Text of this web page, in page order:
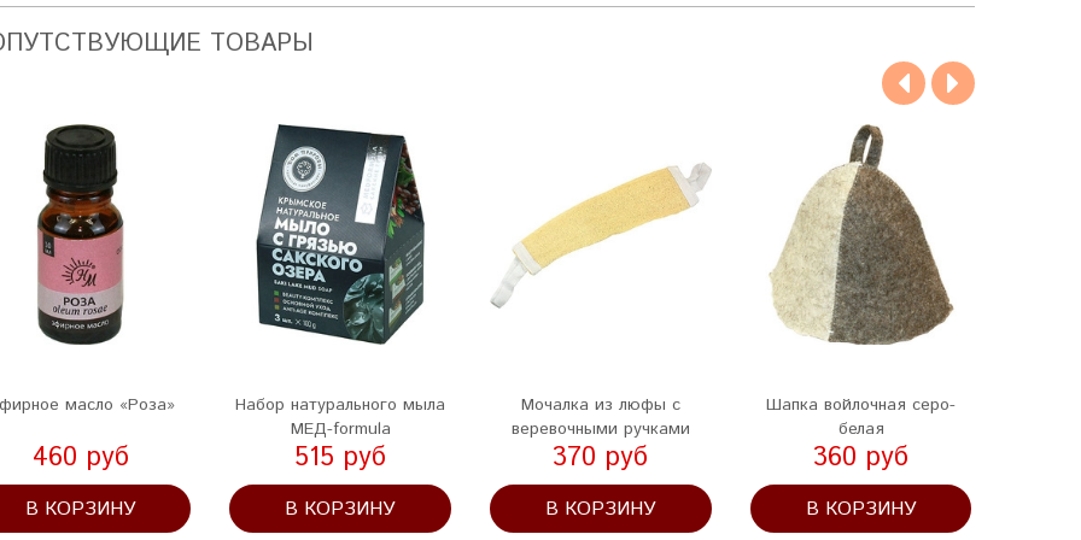
ТОВАРЫ
масло «Роза»
460 руб
В КОРЗИНУ
Набор натурального мыла
МЕД-formula
515 руб
В КОРЗИНУ
Мочалка из люфы с
веревочными ручками
370 руб
В КОРЗИНУ
Шапка войлочная серо-
белая
360 руб
В КОРЗИНУ